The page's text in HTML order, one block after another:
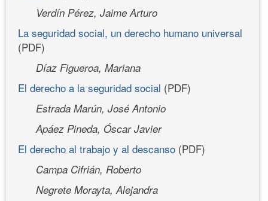
Verdín Pérez, Jaime Arturo
La seguridad social, un derecho humano universal
(PDF)
Díaz Figueroa, Mariana
El derecho a la seguridad social (PDF)
Estrada Marún, José Antonio
Apáez Pineda, Óscar Javier
El derecho al trabajo y al descanso (PDF)
Campa Cifrián, Roberto
Negrete Morayta, Alejandra